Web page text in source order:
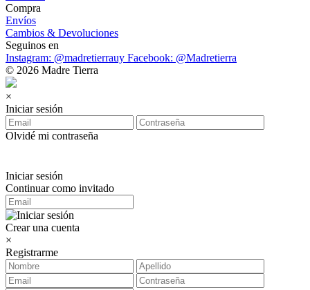
Compra
Envíos
Cambios & Devoluciones
Seguinos en
Instagram: @madretierrauy Facebook: @Madretierra
© 2026 Madre Tierra
×
Iniciar sesión
Olvidé mi contraseña
Iniciar sesión
Continuar como invitado
Crear una cuenta
×
Registrarme